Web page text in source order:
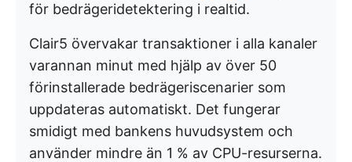
för bedrägeridetektering i realtid.
Clair5 övervakar transaktioner i alla kanaler
varannan minut med hjälp av över 50
förinstallerade bedrägeriscenarier som
uppdateras automatiskt. Det fungerar
smidigt med bankens huvudsystem och
använder mindre än 1 % av CPU-resurserna.